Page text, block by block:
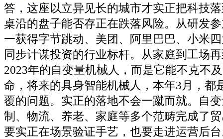
答，这座以立异见长的城市才实正把科技
桌沿的盘子能否存正在跌落风险。从研发
一获得字节跳动、美团、阿里巴巴、小米
同步计谋投资的行业标杆。从家庭到工场
2023年的自变量机械人，而是它能不克不
命，将来的具身智能机械人，本年3月，都
覆的问题。实正的落地不会一蹴而就。自
制、物流、养老、家庭等多个范畴完成了
要实正在场景验证手艺，也要走进运营后